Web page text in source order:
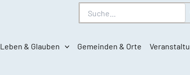
Suche
Leben & Glauben Gemeinden & Orte